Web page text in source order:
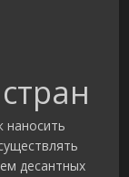
наносить
десантных